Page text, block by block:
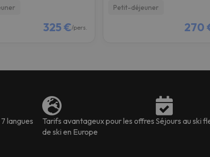
325 €/pers.
Petit-déjeuner
270
langues
Tarifs avantageux pour les offres
de ski en Europe
Séjours au ski